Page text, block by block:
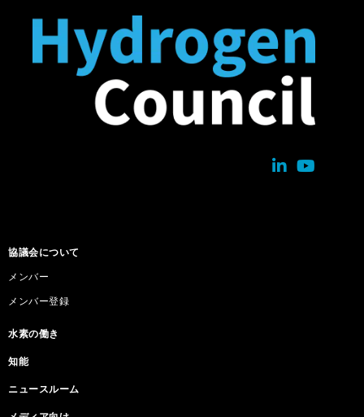
協議会について
メンバー
メンバー登録
水素の働き
知能
ニュースルーム